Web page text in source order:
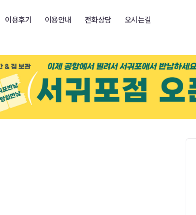
이용후기 이용안내 전화상담 오시는길